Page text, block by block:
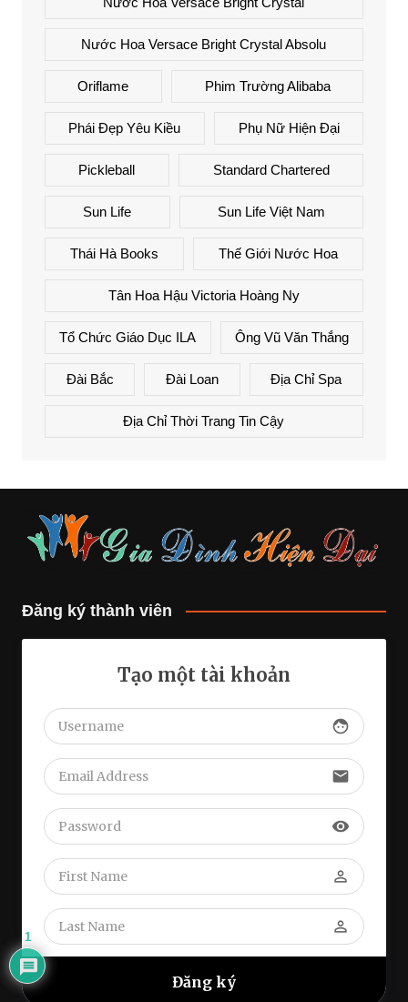
Nước Hoa Versace Bright Crystal Absolu
Oriflame Phim Trường Alibaba
Phái Đẹp Yêu Kiều Phụ Nữ Hiện Đại
Pickleball Standard Chartered
Sun Life Sun Life Việt Nam
Thái Hà Books Thế Giới Nước Hoa
Tân Hoa Hậu Victoria Hoàng Ny
Tổ Chức Giáo Dục ILA Ông Vũ Văn Thắng
Đài Bắc Đài Loan Địa Chỉ Spa
Địa Chỉ Thời Trang Tin Cậy
Đăng ký thành viên
Tạo một tài khoản
face
email
visibility
perm_identity
perm_identity
1